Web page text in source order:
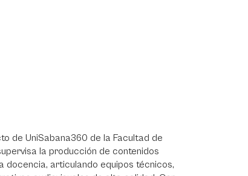
de UniSabana360 de la Facultad de
la producción de contenidos
docencia, articulando equipos técnicos,